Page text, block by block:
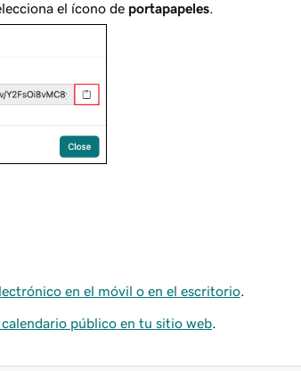
el ícono de portapapeles.
en el móvil o en el escritorio
público en tu sitio web